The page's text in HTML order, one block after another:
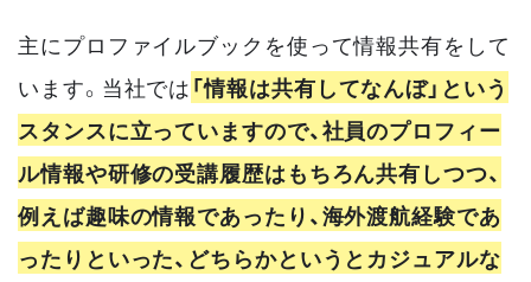
主にプロファイルブックを使って情報共有をして
います。当社では「情報は共有してなんぼ」という
スタンスに立っていますので、社員のプロフィー
ル情報や研修の受講履歴はもちろん共有しつつ、
例えば趣味の情報であったり、海外渡航経験であ
ったりといった、どちらかというとカジュアルな